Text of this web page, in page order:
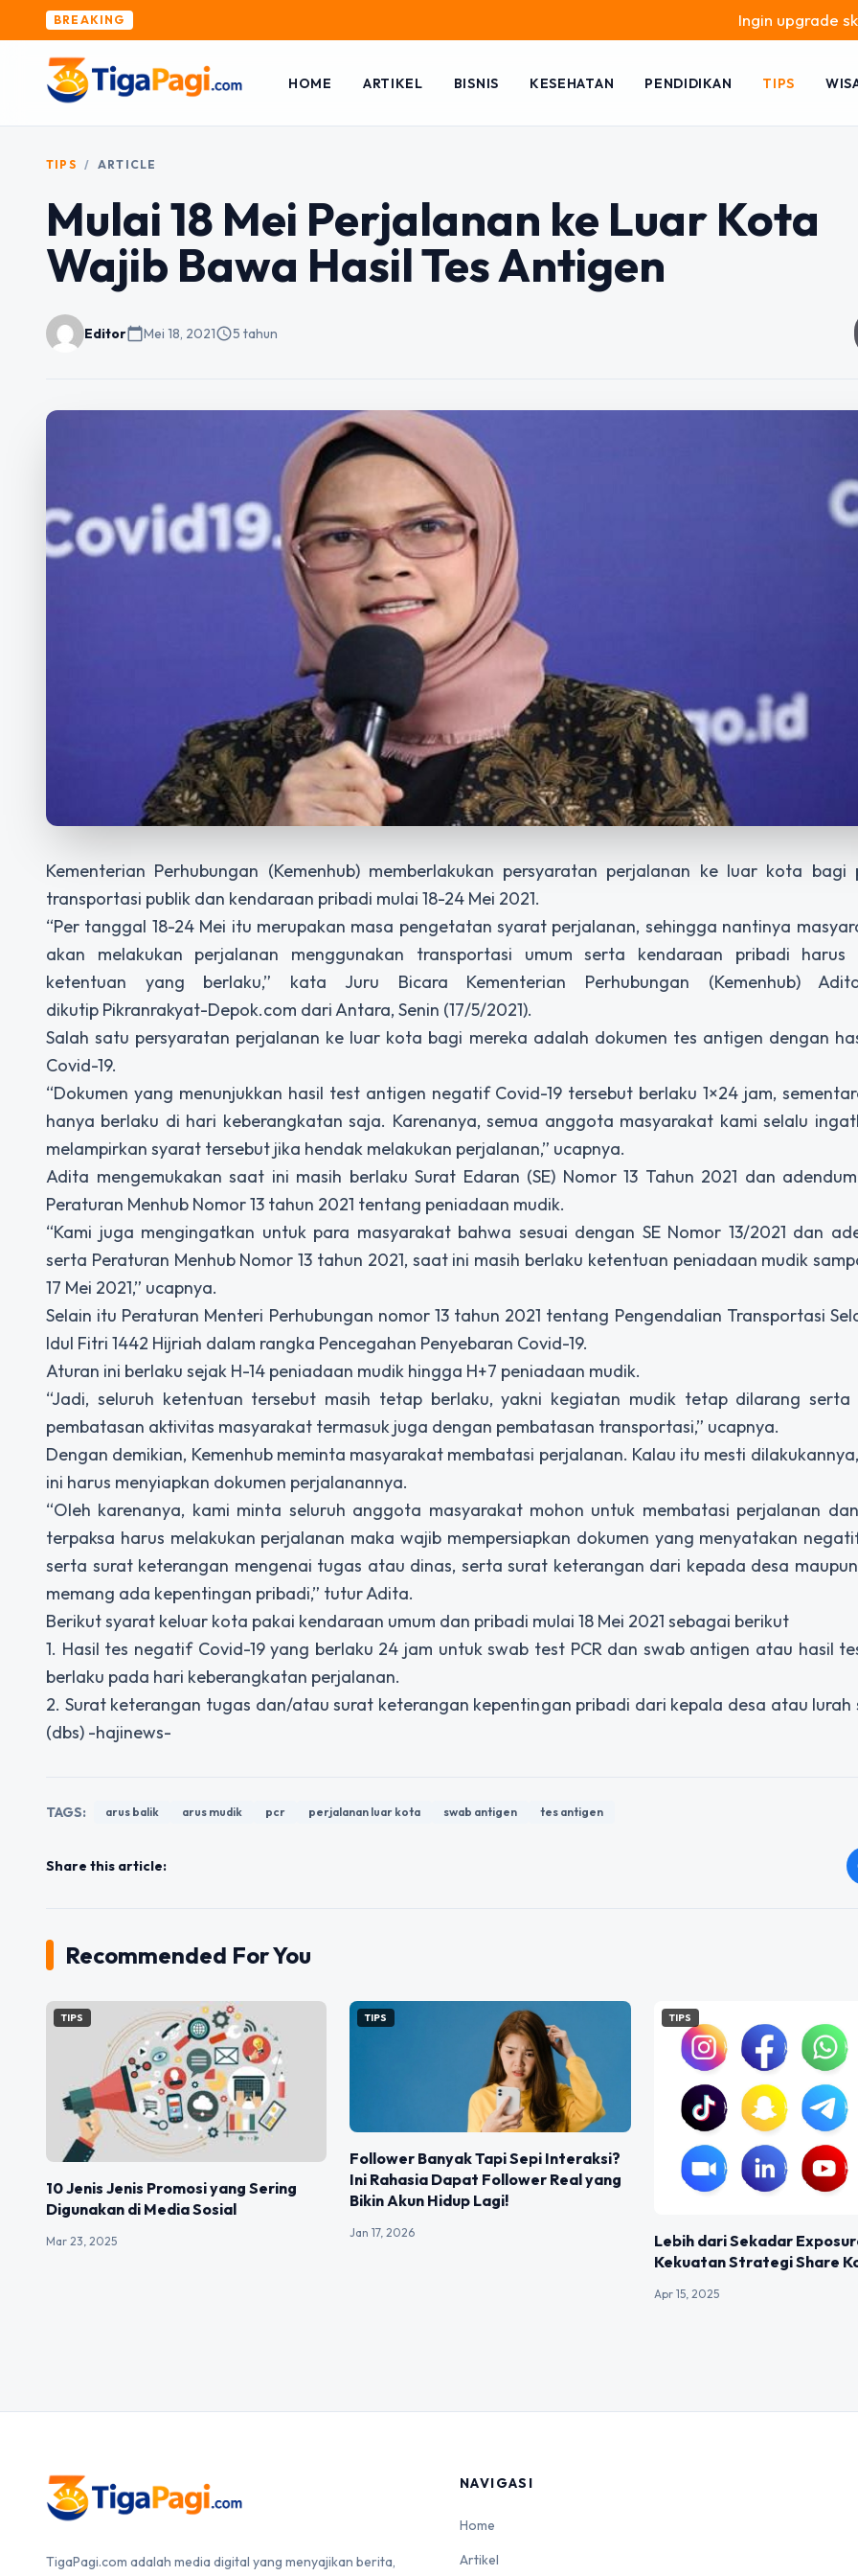
BREAKING Ingin upgrade skill
HOME ARTIKEL BISNIS KESEHATAN PENDIDIKAN TIPS
TIPS / ARTICLE
Mulai 18 Mei Perjalanan ke Luar Kota
Wajib Bawa Hasil Tes Antigen
Editorcalendar_todayMei 18, 2021schedule5 tahun
Kementerian Perhubungan (Kemenhub) memberlakukan persyaratan perjalanan ke luar kota bagi
transportasi publik dan kendaraan pribadi mulai 18-24 Mei 2021.
“Per tanggal 18-24 Mei itu merupakan masa pengetatan syarat perjalanan, sehingga nantinya
akan melakukan perjalanan menggunakan transportasi umum serta kendaraan pribadi harus
ketentuan yang berlaku,” kata Juru Bicara Kementerian Perhubungan (Kemenhub)
dikutip Pikranrakyat-Depok.com dari Antara, Senin (17/5/2021).
Salah satu persyaratan perjalanan ke luar kota bagi mereka adalah dokumen tes antigen dengan
Covid-19.
“Dokumen yang menunjukkan hasil test antigen negatif Covid-19 tersebut berlaku 1×24 jam,
hanya berlaku di hari keberangkatan saja. Karenanya, semua anggota masyarakat kami selalu
melampirkan syarat tersebut jika hendak melakukan perjalanan,” ucapnya.
Adita mengemukakan saat ini masih berlaku Surat Edaran (SE) Nomor 13 Tahun 2021 dan
Peraturan Menhub Nomor 13 tahun 2021 tentang peniadaan mudik.
“Kami juga mengingatkan untuk para masyarakat bahwa sesuai dengan SE Nomor 13/2021 dan
serta Peraturan Menhub Nomor 13 tahun 2021, saat ini masih berlaku ketentuan peniadaan mudik
17 Mei 2021,” ucapnya.
Selain itu Peraturan Menteri Perhubungan nomor 13 tahun 2021 tentang Pengendalian Transportasi
Idul Fitri 1442 Hijriah dalam rangka Pencegahan Penyebaran Covid-19.
Aturan ini berlaku sejak H-14 peniadaan mudik hingga H+7 peniadaan mudik.
“Jadi, seluruh ketentuan tersebut masih tetap berlaku, yakni kegiatan mudik tetap dilarang serta
pembatasan aktivitas masyarakat termasuk juga dengan pembatasan transportasi,” ucapnya.
Dengan demikian, Kemenhub meminta masyarakat membatasi perjalanan. Kalau itu mesti
ini harus menyiapkan dokumen perjalanannya.
“Oleh karenanya, kami minta seluruh anggota masyarakat mohon untuk membatasi perjalanan
terpaksa harus melakukan perjalanan maka wajib mempersiapkan dokumen yang menyatakan
serta surat keterangan mengenai tugas atau dinas, serta surat keterangan dari kepada desa
memang ada kepentingan pribadi,” tutur Adita.
Berikut syarat keluar kota pakai kendaraan umum dan pribadi mulai 18 Mei 2021 sebagai berikut
1. Hasil tes negatif Covid-19 yang berlaku 24 jam untuk swab test PCR dan swab antigen atau hasil
berlaku pada hari keberangkatan perjalanan.
2. Surat keterangan tugas dan/atau surat keterangan kepentingan pribadi dari kepala desa atau lurah
(dbs) -hajinews-
TAGS: arus balik arus mudik pcr perjalanan luar kota swab antigen tes antigen
Share this article:
Recommended For You
TIPS
10 Jenis Jenis Promosi yang Sering
Digunakan di Media Sosial
Mar 23, 2025
TIPS
Follower Banyak Tapi Sepi Interaksi?
Ini Rahasia Dapat Follower Real yang
Bikin Akun Hidup Lagi!
Jan 17, 2026
TIPS
Lebih dari Sekadar
Kekuatan Strategi Share
Apr 15, 2025
TigaPagi.com adalah media digital yang menyajikan berita,
NAVIGASI
Home
Artikel